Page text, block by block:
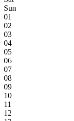
Sun
01
02
03
04
05
06
07
08
09
10
11
12